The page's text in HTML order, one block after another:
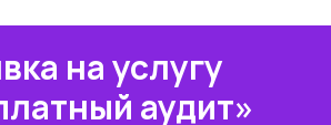
на услугу
аудит»